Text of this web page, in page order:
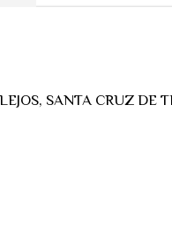
SANTA CRUZ DE